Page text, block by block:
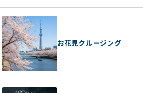
お花見クルージング